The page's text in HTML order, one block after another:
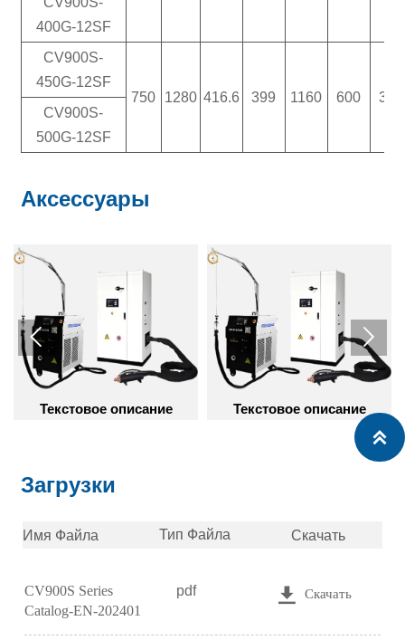
400G-12SF
CV900S-
450G-12SF
750
1280 416.6 399 1160 600
300
CV900S-
500G-12SF
Аксессуары
описание Текстовое описание

Загрузки
Имя Файла Тип Файла Скачать
CV900S Series
Catalog-EN-202401
pdf  Скачать
